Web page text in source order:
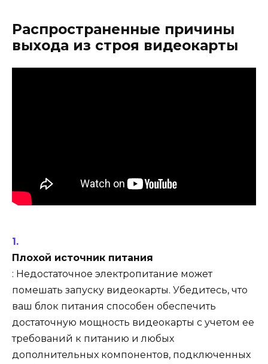
Распространенные причины
выхода из строя видеокарты
Плохой источник питания
: Недостаточное электропитание может
помешать запуску видеокарты. Убедитесь, что
ваш блок питания способен обеспечить
достаточную мощность видеокарты с учетом ее
требований к питанию и любых
дополнительных компонентов, подключенных